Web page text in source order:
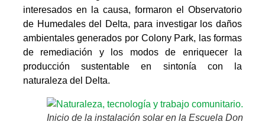
interesados en la causa, formaron el Observatorio
de Humedales del Delta, para investigar los daños
ambientales generados por Colony Park, las formas
de remediación y los modos de enriquecer la
producción sustentable en sintonía con la
naturaleza del Delta.
Inicio de la instalación solar en la Escuela Don